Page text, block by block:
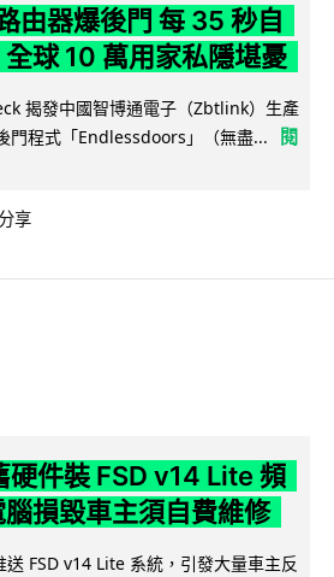
由器爆後門 每 35 秒自
球 10 萬用家私隱堪憂
揭發中國智博通電子（Zbtlink）生產
門程式「Endlessdoors」（無盡...
閱
享
件裝 FSD v14 Lite 頻
損毀車主須自費維修
FSD v14 Lite 系統，引發大量車主反